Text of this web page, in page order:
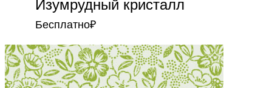
Изумрудный кристалл
Бесплатно₽